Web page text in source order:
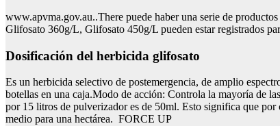
www.apvma.gov.au..There puede haber una serie de
Glifosato 360g/L, Glifosato 450g/L pueden estar registrados
dosificación del herbicida glifosato
Es un herbicida selectivo de postemergencia, de amplio
botellas en una caja.Modo de acción: Controla la mayoría de
por 15 litros de pulverizador es de 50ml. Esto significa que
medio para una hectárea. FORCE UP